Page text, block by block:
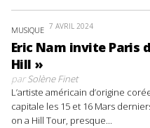
MUSIQUE 7 AVRIL 2024
Eric Nam invite Paris
Hill »
parSolène Finet
L’artiste américain d’origine
capitale les 15 et 16 Mars
on a Hill Tour, presque...